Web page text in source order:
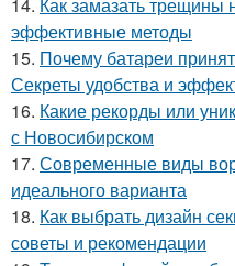
эффективные методы
15. Почему батареи
Секреты удобства и
16. Какие рекорды или
с Новосибирском
17. Современные виды
идеального варианта
18. Как выбрать дизайн
советы и рекомендации